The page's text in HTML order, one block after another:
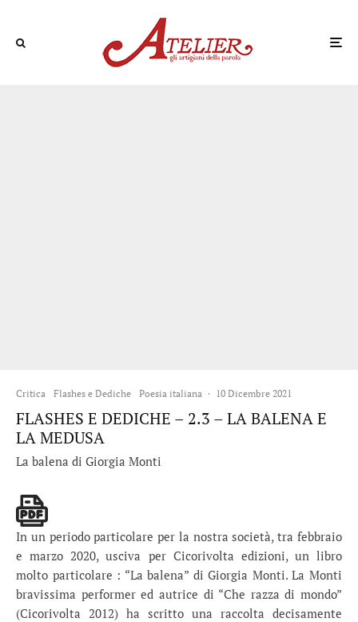
Critica Flashes e Dediche Poesia italiana · 10 Dicembre 2021
FLASHES E DEDICHE – 2.3 – LA BALENA E
LA MEDUSA
La balena di Giorgia Monti
In un periodo particolare per la nostra società, tra febbraio
e marzo 2020, usciva per Cicorivolta edizioni, un libro
molto particolare : “La balena” di Giorgia Monti. La Monti
bravissima performer ed autrice di “Che razza di mondo”
(Cicorivolta 2012) ha scritto una raccolta decisamente